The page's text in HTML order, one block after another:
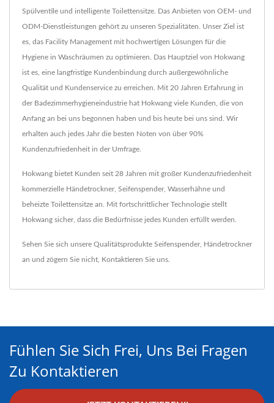
Spülventile und intelligente Toilettensitze. Das Anbieten von OEM- und
ODM-Dienstleistungen gehört zu unseren Spezialitäten. Unser Ziel ist
es, das Facility Management mit hochwertigen Lösungen für die
Hygiene in Waschräumen zu optimieren. Das Hauptziel von Hokwang
ist es, eine langfristige Kundenbindung durch außergewöhnliche
Qualität und Kundenservice zu erreichen. Mit 20 Jahren Erfahrung in
der Badezimmerhygieneindustrie hat Hokwang viele Kunden, die von
Anfang an bei uns begonnen haben und bis heute bei uns sind. Wir
erhalten auch jedes Jahr die besten Noten von über 90%
Kundenzufriedenheit in der Umfrage.
Hokwang bietet Kunden seit 28 Jahren mit großer Kundenzufriedenheit
kommerzielle Händetrockner, Seifenspender, Wasserhähne und
beheizte Toilettensitze an. Mit fortschrittlicher Technologie stellt
Hokwang sicher, dass die Bedürfnisse jedes Kunden erfüllt werden.
Sehen Sie sich unsere Qualitätsprodukte Seifenspender, Händetrockner
an und zögern Sie nicht, Kontaktieren Sie uns
Fühlen Sie Sich Frei, Uns Bei Fragen
Zu Kontaktieren